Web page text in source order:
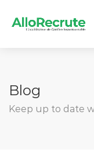
Blog
Keep up to date